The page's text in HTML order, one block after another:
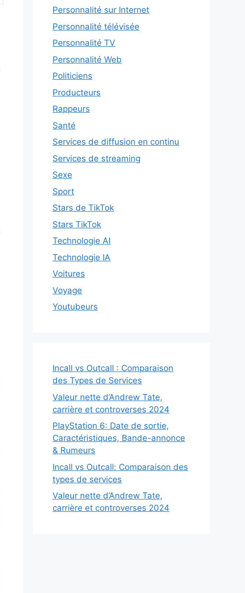
Personnalité sur Internet
Personnalité télévisée
Personnalité TV
Personnalité Web
Politiciens
Producteurs
Rappeurs
Santé
Services de diffusion en continu
Services de streaming
Sexe
Sport
Stars de TikTok
Stars TikTok
Technologie AI
Technologie IA
Voitures
Voyage
Youtubeurs
Incall vs Outcall : Comparaison
des Types de Services
Valeur nette d’Andrew Tate,
carrière et controverses 2024
PlayStation 6: Date de sortie,
Caractéristiques, Bande-annonce
& Rumeurs
Incall vs Outcall: Comparaison des
types de services
Valeur nette d’Andrew Tate,
carrière et controverses 2024